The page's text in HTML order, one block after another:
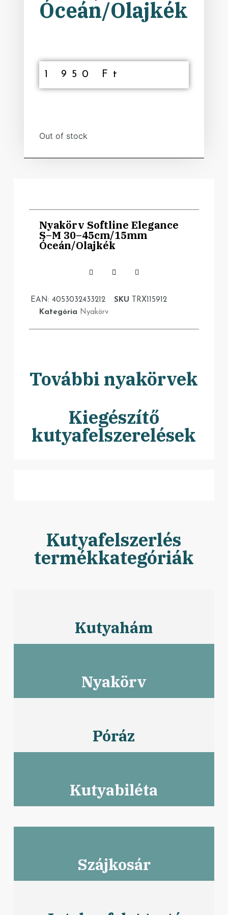
Óceán/Olajkék
1 950 Ft
Out of stock
Nyakörv Softline Elegance
S–M 30–45cm/15mm
Óceán/Olajkék
EAN: 4053032433212 SKU TRX115912
Kategória Nyakörv
További nyakörvek
Kiegészítő
kutyafelszerelések
Kutyafelszerlés
termékkategóriák
Kutyahám
Nyakörv
Póráz
Kutyabiléta
Szájkosár